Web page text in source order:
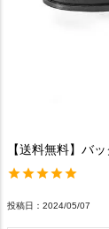
【送料無料】バ
投稿日 2024/05/07